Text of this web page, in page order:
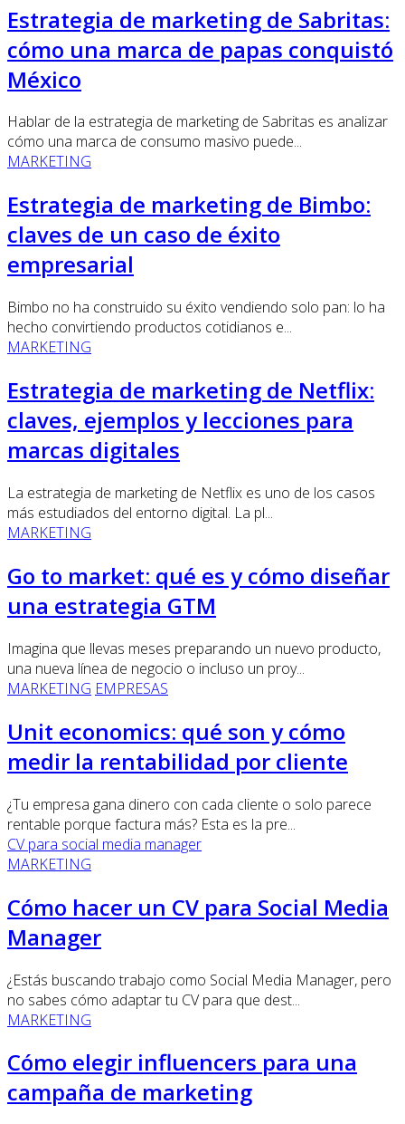
Estrategia de marketing de Sabritas:
cómo una marca de papas conquistó
México
Hablar de la estrategia de marketing de Sabritas es analizar
cómo una marca de consumo masivo puede...
MARKETING
Estrategia de marketing de Bimbo:
claves de un caso de éxito
empresarial
Bimbo no ha construido su éxito vendiendo solo pan: lo ha
hecho convirtiendo productos cotidianos e...
MARKETING
Estrategia de marketing de Netflix:
claves, ejemplos y lecciones para
marcas digitales
La estrategia de marketing de Netflix es uno de los casos
más estudiados del entorno digital. La pl...
MARKETING
Go to market: qué es y cómo diseñar
una estrategia GTM
Imagina que llevas meses preparando un nuevo producto,
una nueva línea de negocio o incluso un proy...
MARKETING EMPRESAS
Unit economics: qué son y cómo
medir la rentabilidad por cliente
¿Tu empresa gana dinero con cada cliente o solo parece
rentable porque factura más? Esta es la pre...
CV para social media manager
MARKETING
Cómo hacer un CV para Social Media
Manager
¿Estás buscando trabajo como Social Media Manager, pero
no sabes cómo adaptar tu CV para que dest...
MARKETING
Cómo elegir influencers para una
campaña de marketing